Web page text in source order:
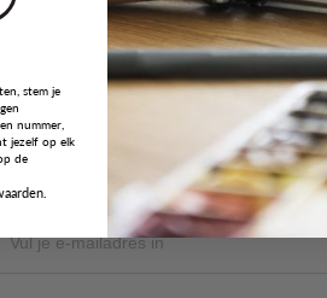
Enter email address
stem je
nummer,
jezelf op elk
de